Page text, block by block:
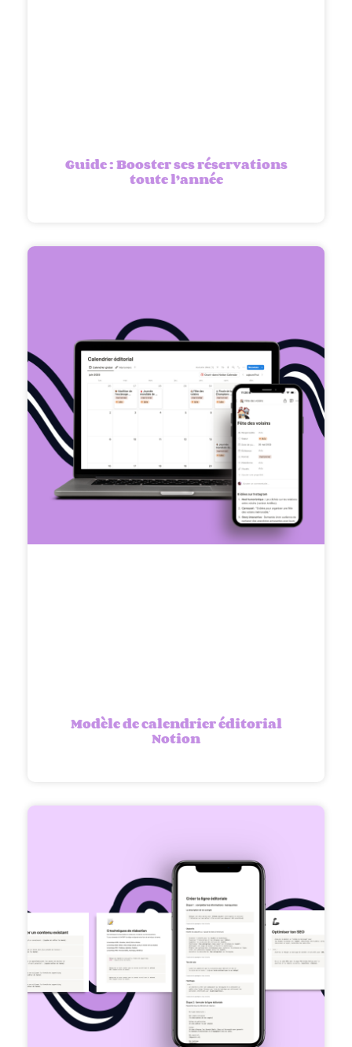
Guide : Booster ses réservations
toute l’année
Modèle de calendrier éditorial
Notion